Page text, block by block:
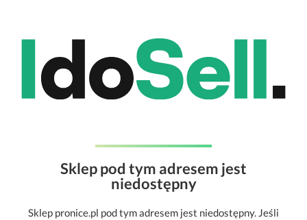
Sklep pod tym adresem jest
niedostępny
Sklep pronice.pl pod tym adresem jest niedostępny. Jeśli